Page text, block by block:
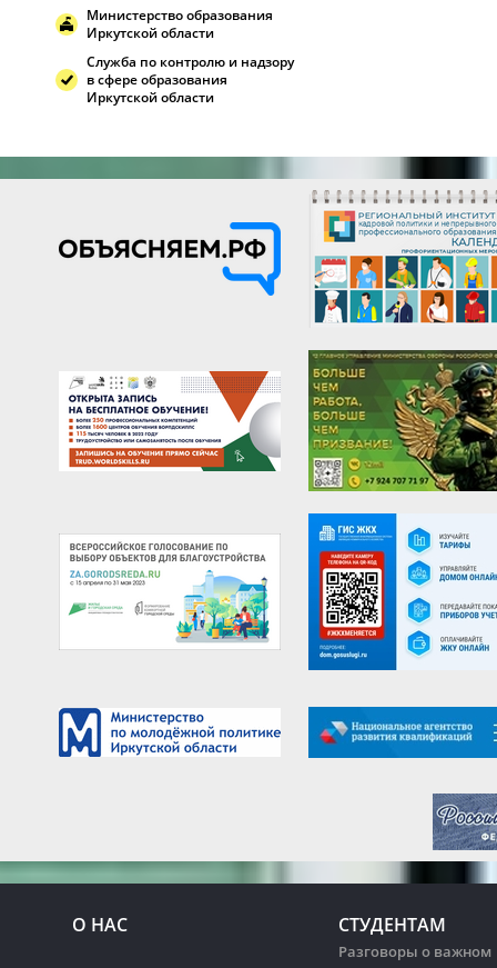
Министерство образования
Иркутской области
Служба по контролю и надзору
в сфере образования
Иркутской области
О НАС СТУДЕНТАМ
Разговоры о важном